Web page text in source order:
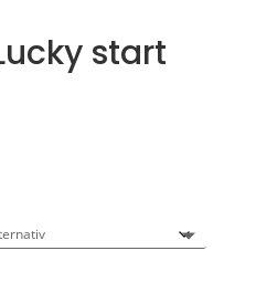
start